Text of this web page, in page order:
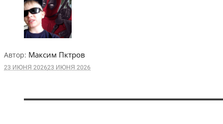
Автор: Максим Пктров
23 ИЮНЯ 202623 ИЮНЯ 2026